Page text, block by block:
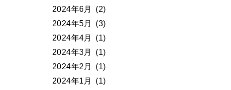
2024年6月
(2)
2024年5月
(3)
2024年4月
(1)
2024年3月
(1)
2024年2月
(1)
2024年1月
(1)